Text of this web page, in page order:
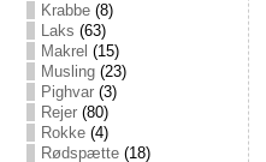
Krabbe(8)
Laks (63)
Makrel (15)
Musling(23)
Pighvar(3)
Rejer(80)
Rokke(4)
Rødspætte(18)